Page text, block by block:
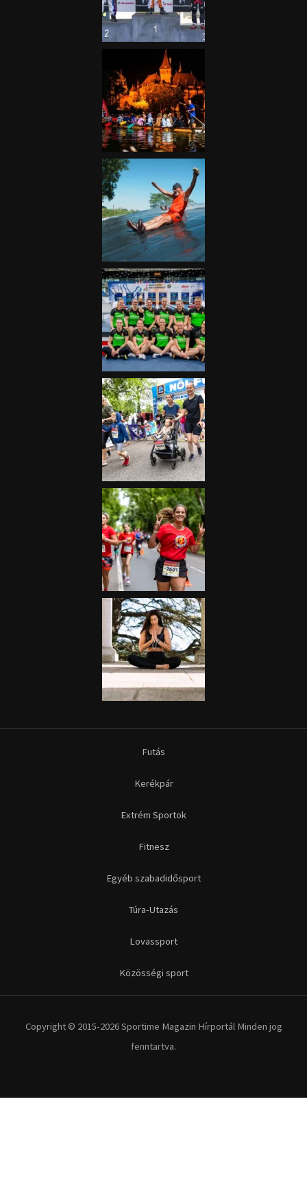
Futás
Kerékpár
Extrém Sportok
Fitnesz
Egyéb szabadidősport
Túra-Utazás
Lovassport
Közösségi sport
Copyright © 2015-2026 Sportime Magazin Hírportál Minden jog
fenntartva.